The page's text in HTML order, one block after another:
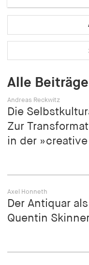
Alle Beiträge
Andreas Reckwitz
Die
Zur
in der
Axel Honneth
Der Antiquar
Quentin
Speichert den
für Cookies auf
fe_typo_user
Name:
fe_typo_user
Anbieter:
hamburger-
fonts_loaded
Name:
fonts_loaded
hamburger-